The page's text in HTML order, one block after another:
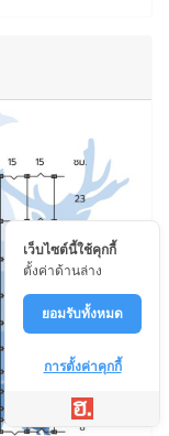
เว็บไซต์นี้ใช้คุกกี้
ตั้งค่าด้านล่าง
ยอมรับทั้งหมด
การตั้งค่าคุกกี้